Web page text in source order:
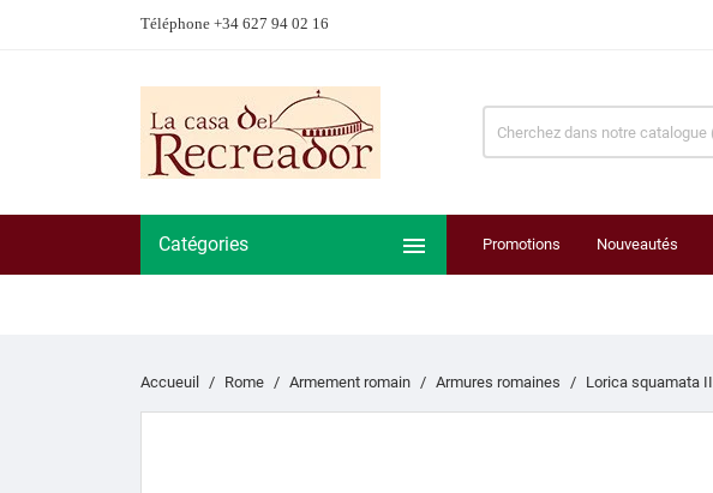
Téléphone +34 627 94 02 16
Catégories  Promotions Nouveautés
Accueuil Rome Armement romain Armures romaines Lorica squamata II